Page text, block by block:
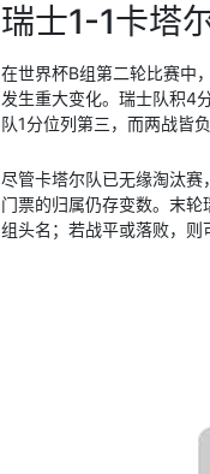
瑞士1-1卡塔
在世界杯B组第二轮比赛中
发生重大变化。瑞士队积4
队1分位列第三，而两战皆
尽管卡塔尔队已无缘淘汰
门票的归属仍存变数。末
组头名；若战平或落败，则